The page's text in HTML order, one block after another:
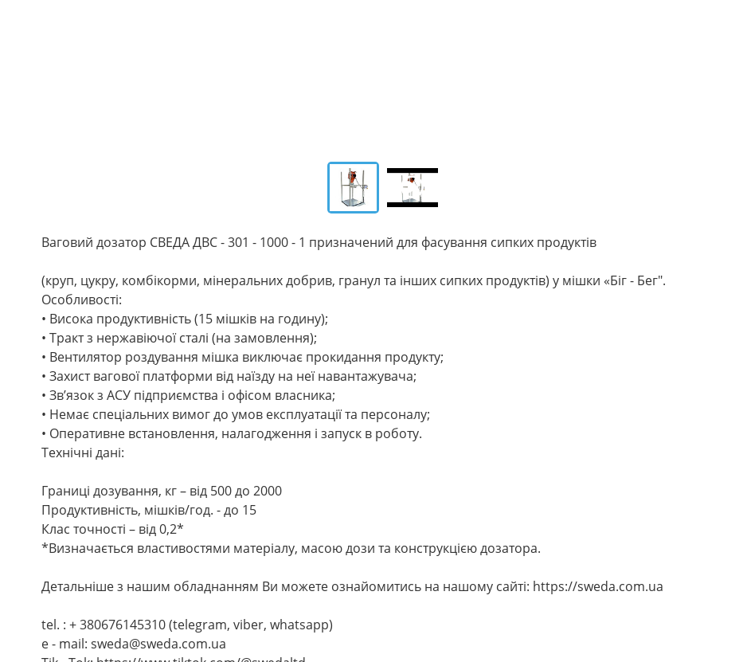
Ваговий дозатор СВЕДА ДВС - 301 - 1000 - 1 призначений для фасування сипких продуктів
(круп, цукру, комбікорми, мінеральних добрив, гранул та інших сипких продуктів) у мішки «Біг - Бег".
Особливості:
• Висока продуктивність (15 мішків на годину);
• Тракт з нержавіючої сталі (на замовлення);
• Вентилятор роздування мішка виключає прокидання продукту;
• Захист вагової платформи від наїзду на неї навантажувача;
• Зв’язок з АСУ підприємства і офісом власника;
• Немає спеціальних вимог до умов експлуатації та персоналу;
• Оперативне встановлення, налагодження і запуск в роботу.
Технічні дані:
Границі дозування, кг – від 500 до 2000
Продуктивність, мішків/год. - до 15
Клас точності – від 0,2*
*Визначається властивостями матеріалу, масою дози та конструкцією дозатора.
Детальніше з нашим обладнанням Ви можете ознайомитись на нашому сайті: https://sweda.com.ua
tel. : + 380676145310 (telegram, viber, whatsapp)
e - mail: sweda@sweda.com.ua